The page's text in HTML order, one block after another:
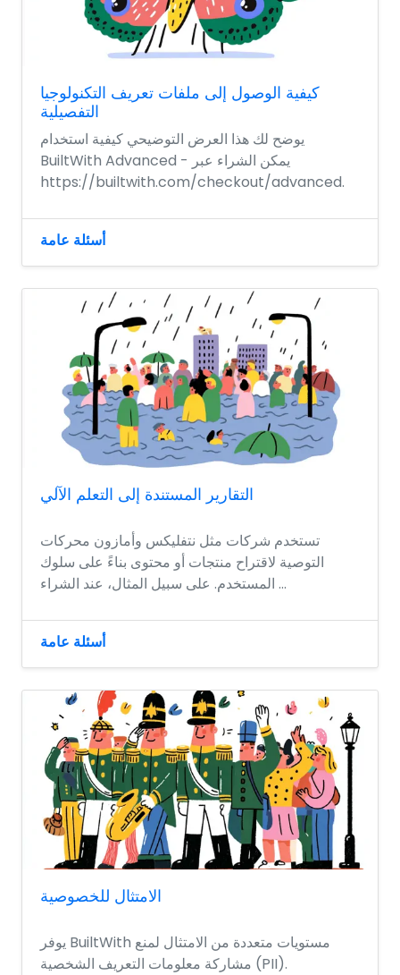
كيفية الوصول إلى ملفات تعريف التكنولوجيا
التفصيلية
يوضح لك هذا العرض التوضيحي كيفية استخدام
BuiltWith Advanced - يمكن الشراء عبر
https://builtwith.com/checkout/advanced.
أسئلة عامة
التقارير المستندة إلى التعلم الآلي
تستخدم شركات مثل نتفليكس وأمازون محركات
التوصية لاقتراح منتجات أو محتوى بناءً على سلوك
المستخدم. على سبيل المثال، عند الشراء ...
أسئلة عامة
الامتثال للخصوصية
يوفر BuiltWith مستويات متعددة من الامتثال لمنع
مشاركة معلومات التعريف الشخصية (PII).